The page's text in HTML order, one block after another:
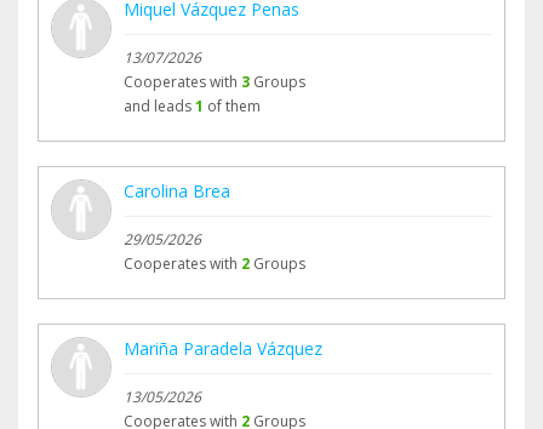
Miquel Vázquez Penas
13/07/2026
Cooperates with 3 Groups
and leads1 of them
Carolina Brea
29/05/2026
Cooperates with 2 Groups
Mariña Paradela Vázquez
13/05/2026
Cooperates with 2 Groups